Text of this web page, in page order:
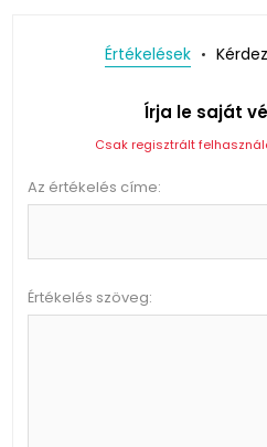
Értékelések
Írja le saját
Csak regisztrált
Az értékelés címe:
Értékelés szöveg: